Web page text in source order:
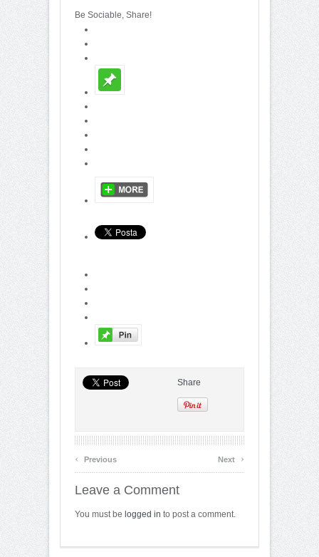
Be Sociable, Share!
Share
‹ Previous Next ›
Leave a Comment
You must be logged in to post a comment.